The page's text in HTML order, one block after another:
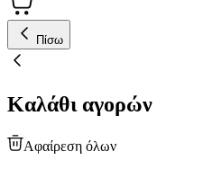
Πίσω
Καλάθι αγορών
Αφαίρεση όλων